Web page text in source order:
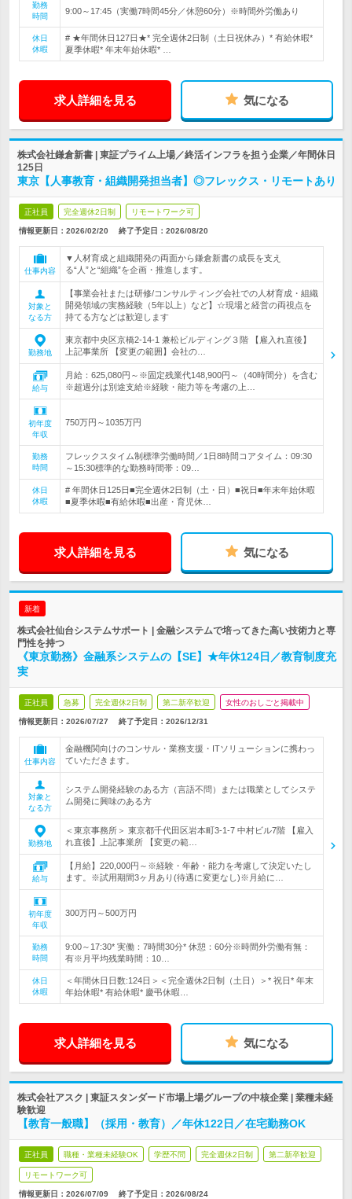
勤務
時間
9:00～17:45（実働7時間45分／休憩60分）※時間外労働あり
休日
休暇
# ★年間休日127日★* 完全週休2日制（土日祝休み）* 有給休暇*
夏季休暇* 年末年始休暇* …
求人詳細を見る 気になる
株式会社鎌倉新書 | 東証プライム上場／終活インフラを担う企業／年間休日
125日
東京【人事教育・組織開発担当者】◎フレックス・リモートあり
正社員 完全週休2日制 リモートワーク可
情報更新日：2026/02/20 終了予定日： 2026/08/20
仕事内容
▼人材育成と組織開発の両面から鎌倉新書の成長を支え
る“人”と“組織”を企画・推進します。
対象と
なる方
【事業会社または研修/コンサルティング会社での人材育成・組織
開発領域の実務経験（5年以上）など】☆現場と経営の両視点を
持てる方などは歓迎します
勤務地
東京都中央区京橋2-14-1 兼松ビルディング３階 【雇入れ直後】
上記事業所 【変更の範囲】会社の…
給与
月給：625,080円～※固定残業代148,900円～（40時間分）を含む
※超過分は別途支給※経験・能力等を考慮の上…
初年度
年収
750万円～1035万円
勤務
時間
フレックスタイム制標準労働時間／1日8時間コアタイム：09:30
～15:30標準的な勤務時間帯：09…
休日
休暇
# 年間休日125日■完全週休2日制（土・日）■祝日■年末年始休暇
■夏季休暇■有給休暇■出産・育児休…
求人詳細を見る 気になる
新着
株式会社仙台システムサポート | 金融システムで培ってきた高い技術力と専
門性を持つ
《東京勤務》金融系システムの【SE】★年休124日／教育制度充
実
正社員 急募 完全週休2日制 第二新卒歓迎 女性のおしごと掲載中
情報更新日：2026/07/27 終了予定日： 2026/12/31
仕事内容
金融機関向けのコンサル・業務支援・ITソリューションに携わっ
ていただきます。
対象と
なる方
システム開発経験のある方（言語不問）または職業としてシステ
ム開発に興味のある方
勤務地
＜東京事務所＞ 東京都千代田区岩本町3-1-7 中村ビル7階 【雇入
れ直後】上記事業所 【変更の範…
給与
【月給】220,000円～※経験・年齢・能力を考慮して決定いたし
ます。※試用期間3ヶ月あり(待遇に変更なし)※月給に…
初年度
年収
300万円～500万円
勤務
時間
9:00～17:30* 実働：7時間30分* 休憩：60分※時間外労働有無：
有※月平均残業時間：10…
休日
休暇
＜年間休日日数:124日＞＜完全週休2日制（土日）＞* 祝日* 年末
年始休暇* 有給休暇* 慶弔休暇…
求人詳細を見る 気になる
株式会社アスク | 東証スタンダード市場上場グループの中核企業 | 業種未経
験歓迎
【教育一般職】（採用・教育）／年休122日／在宅勤務OK
正社員 職種・業種未経験OK 学歴不問 完全週休2日制 第二新卒歓迎
リモートワーク可
情報更新日：2026/07/09 終了予定日： 2026/08/24